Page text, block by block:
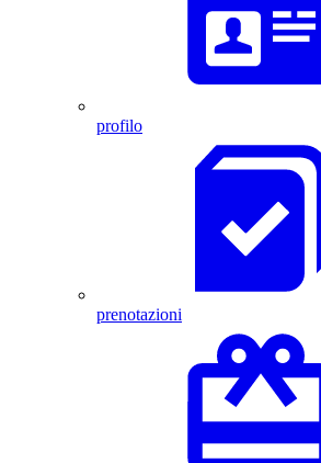
profilo
prenotazioni